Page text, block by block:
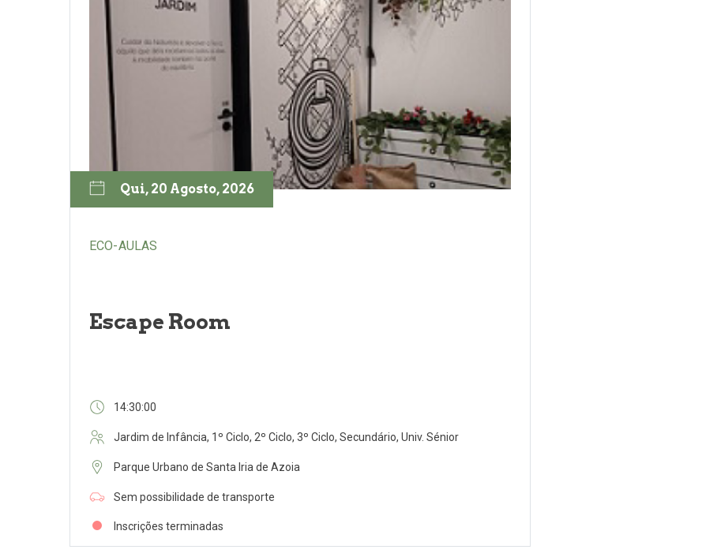
Qui, 20 Agosto, 2026
ECO-AULAS
Escape Room
14:30:00
Jardim de Infância, 1º Ciclo, 2º Ciclo, 3º Ciclo, Secundário, Univ. Sénior
Parque Urbano de Santa Iria de Azoia
Sem possibilidade de transporte
Inscrições terminadas